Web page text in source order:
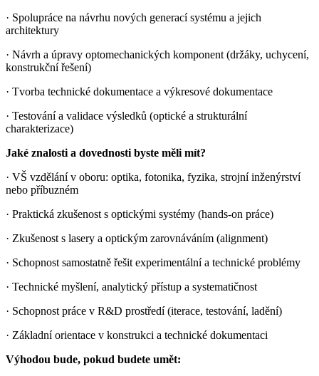
· Spolupráce na návrhu nových generací systému a jejich
architektury
· Návrh a úpravy optomechanických komponent (držáky, uchycení,
konstrukční řešení)
· Tvorba technické dokumentace a výkresové dokumentace
· Testování a validace výsledků (optické a strukturální
charakterizace)
Jaké znalosti a dovednosti byste měli mít?
· VŠ vzdělání v oboru: optika, fotonika, fyzika, strojní inženýrství
nebo příbuzném
· Praktická zkušenost s optickými systémy (hands-on práce)
· Zkušenost s lasery a optickým zarovnáváním (alignment)
· Schopnost samostatně řešit experimentální a technické problémy
· Technické myšlení, analytický přístup a systematičnost
· Schopnost práce v R&D prostředí (iterace, testování, ladění)
· Základní orientace v konstrukci a technické dokumentaci
Výhodou bude, pokud budete umět: